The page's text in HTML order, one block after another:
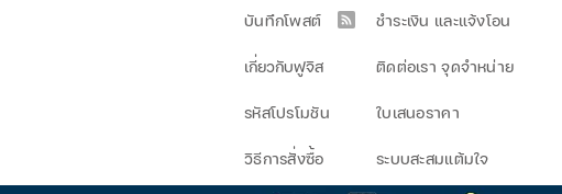
บันทึกโพสต์
เกี่ยวกับฟูจิส
รหัสโปรโมชัน
ชำระเงิน และแจ้งโอน
ติดต่อเรา จุดจำหน่าย
ใบเสนอราคา
วิธีการสั่งซื้อ ระบบสะสมแต้มใจ